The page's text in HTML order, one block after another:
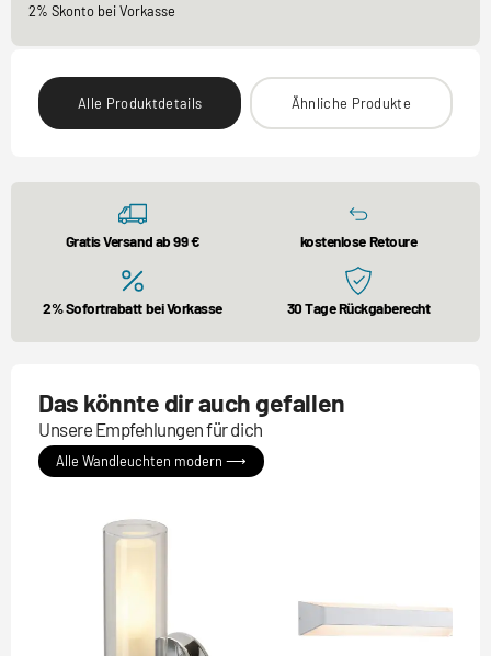
2% Skonto bei Vorkasse
Alle Produktdetails Ähnliche Produkte
Gratis Versand ab 99 € kostenlose Retoure
2% Sofortrabatt bei Vorkasse 30 Tage Rückgaberecht
Das könnte dir auch gefallen
Unsere Empfehlungen für dich
Alle Wandleuchten modern ⟶